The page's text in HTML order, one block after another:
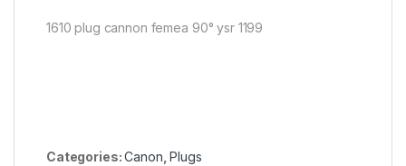
1610 plug cannon femea 90° ysr 1199
Categories:Canon ,Plugs